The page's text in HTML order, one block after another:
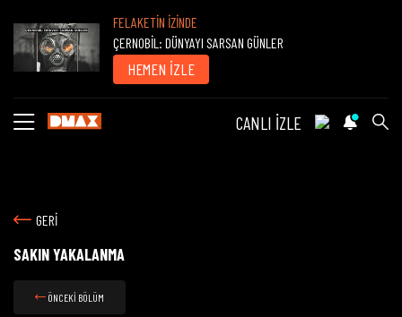
FELAKETİN İZİNDE
ÇERNOBİL: DÜNYAYI SARSAN GÜNLER
HEMEN İZLE
CANLI İZLE
GERİ
SAKIN YAKALANMA
ÖNCEKİ BÖLÜM